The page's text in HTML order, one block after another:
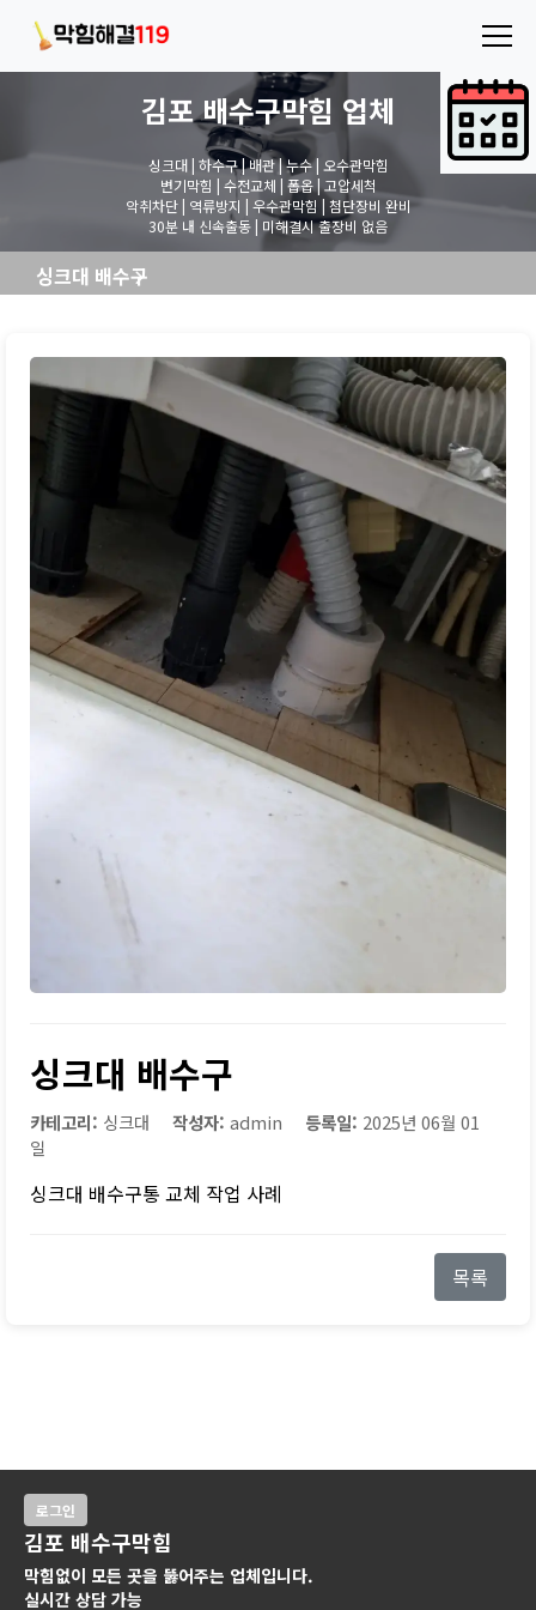
김포 배수구막힘 업체
싱크대 | 하수구 | 배관 | 누수 | 오수관막힘
변기막힘 | 수전교체 | 폽옵 | 고압세척
악취차단 | 역류방지 | 우수관막힘 | 첨단장비 완비
30분 내 신속출동 | 미해결시 출장비 없음
싱크대 배수구
싱크대 배수구
카테고리: 싱크대 작성자: admin 등록일: 2025년 06월 01
일
싱크대 배수구통 교체 작업 사례
목록
로그인
김포 배수구막힘
막힘없이 모든 곳을 뚫어주는 업체입니다.
실시간 상담 가능